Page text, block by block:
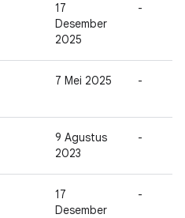
17
Desember
2025
-
7 Mei 2025 -
9 Agustus
2023
-
17
Desember
-